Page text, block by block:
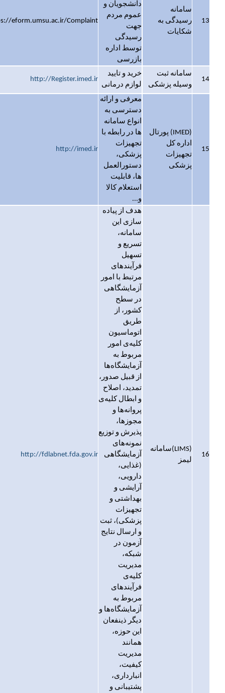
13
سامانه
رسیدگی به
شکایات
دانشجویان و
عموم مردم
جهت
رسیدگی
توسط اداره
بازرسی
eform.umsu.ac.ir/Complaint
14
سامانه ثبت
وسیله پزشکی
خرید و تایید
لوازم درمانی
http://Register.imed.ir
15
(IMED) پورتال
اداره کل
تجهیزات
پزشکی
معرفی و ارائه
دسترسی به
انواع سامانه
ها در رابطه با
تجهیزات
پزشکی،
دستورالعمل
ها، قابلیت
استعلام کالا
و...
http://imed.ir
16
(LIMS)سامانه
لیمز
هدف از پیاده
سازی این
سامانه،
تسریع و
تسهیل
فرآیندهای
مرتبط با امور
آزمایشگاهی
در سطح
کشور، از
طریق
اتوماسیون
کلیه‌ی امور
مربوط به
آزمایشگاه‌ها
از قبیل صدور،
تمدید، اصلاح
و ابطال کلیه‌ی
پروانه‌ها و
مجوزها،
پذیرش و توزیع
نمونه‌های
آزمایشگاهی
(غذایی،
دارویی،
آرایشی و
بهداشتی و
تجهیزات
پزشکی)، ثبت
و ارسال نتایج
آزمون در
شبکه،
مدیریت
کلیه‌ی
فرآیندهای
مربوط به
آزمایشگاه‌ها و
دیگر ذینفعان
این حوزه،
همانند
مدیریت
کیفیت،
انبارداری،
پشتیبانی و
http://fdlabnet.fda.gov.ir